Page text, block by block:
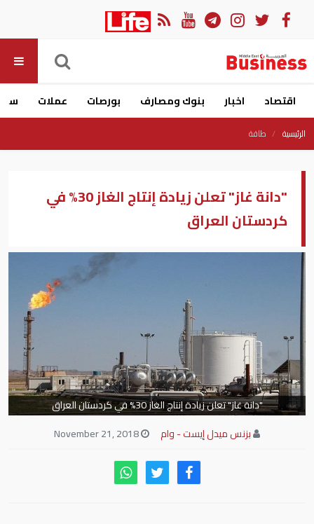
اقتصاد اخبار بنوك ومصارف بورصات عملات
الرئيسية طاقة
"دانة غاز" تعلن زيادة إنتاج الغاز 30% في
كردستان العراق
"دانة غاز" تعلن زيادة إنتاج الغاز 30% في كردستان العراق
بزنس ميدل إيست - وام